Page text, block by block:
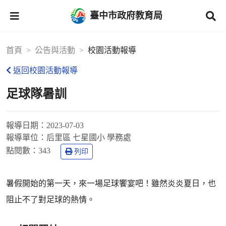
臺中市政府教育局
首頁 公告與活動 校園活動報導
返回校園活動報導
足球隊暑訓
報導日期： 2023-07-03
報導單位： 后里區 七星國小 學務處
點閱數： 343 列印
暑假開始的第一天，來一場足球饗宴吧！雖然炎炎夏日，也
阻止不了對足球的熱情。